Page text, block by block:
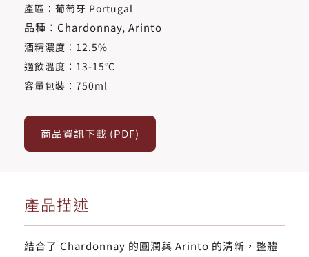
產區：葡萄牙 Portugal
品種：Chardonnay, Arinto
酒精濃度​：12.5%
適飲溫度​：13-15℃
容量包裝：750ml
商品資訊下載 (PDF)
產品描述
結合了 Chardonnay 的圓潤與 Arinto 的清新，整體